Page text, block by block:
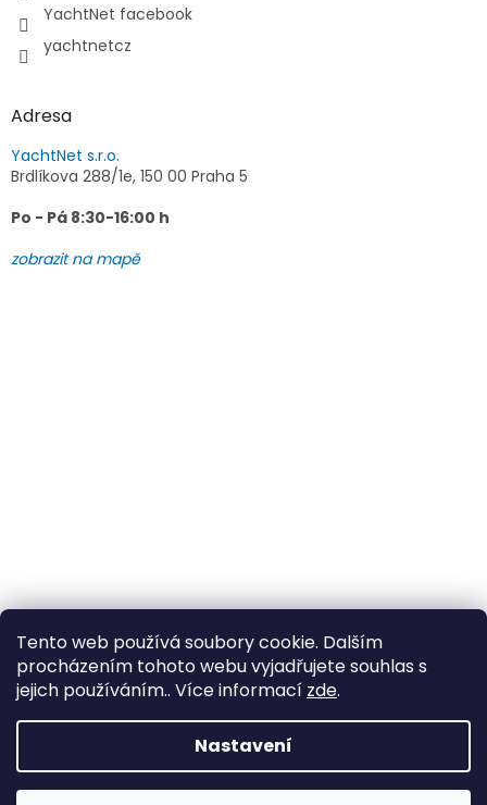
Tento web používá soubory cookie. Dalším
procházením tohoto webu vyjadřujete souhlas s
jejich používáním.. Více informací zde.
Nastavení
YachtNet facebook
yachtnetcz
Adresa
YachtNet s.r.o.
Brdlíkova 288/1e, 150 00 Praha 5
Po - Pá 8:30-16:00 h
zobrazit na mapě
Vytvořil Shoptet
Copyright 2026YachtNet shop. Všechna práva